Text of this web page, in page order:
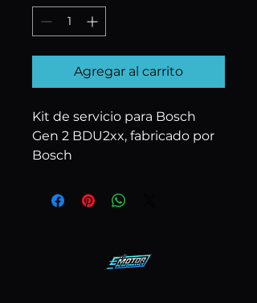
Agregar al carrito
Kit de servicio para Bosch
Gen 2 BDU2xx, fabricado por
Bosch